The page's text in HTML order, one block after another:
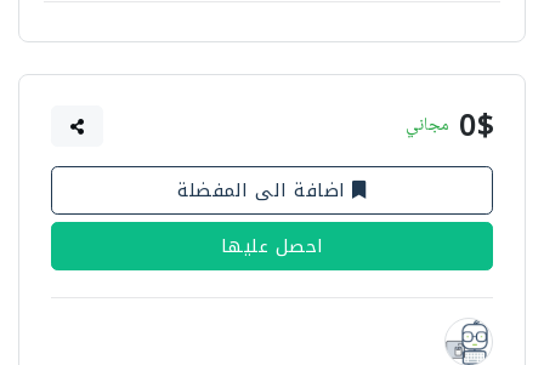
0$ مجاني
اضافة الى المفضلة
احصل عليها